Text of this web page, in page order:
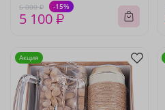
6 000 ₽ -15%
5 100 ₽
Акция